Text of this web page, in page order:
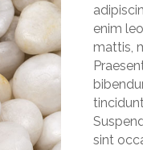
enim
mattis,
sint